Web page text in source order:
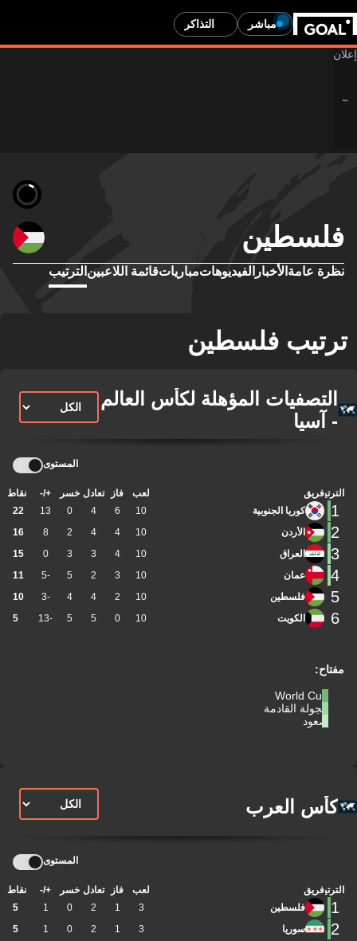
مباشر التذاكر
فلسطين
نظرة عامة الأخبار الفيديوهاتمبارياتقائمة اللاعبين الترتيب
ترتيب فلسطين
التصفيات المؤهلة لكأس العالم
- آسيا
المستوى
مفتاح:
World Cup
الجولة القادمة
صعود
الترتيبفريق لعب فاز تعادل خسر +/- نقاط
1 كوريا الجنوبية 10
6
4
0
13
22
2 الأردن 10
4
4
2
8
16
3 العراق 10
4
3
3
0
15
4 عمان 10
3
2
5
-5
11
5 فلسطين 10
2
4
4
-3
10
6 الكويت 10
0
5
5
-13
5
كأس العرب
المستوى
الترتيبفريق لعب فاز تعادل خسر +/- نقاط
1 فلسطين 3
1
2
0
1
5
2 سوريا 3
1
2
0
1
5